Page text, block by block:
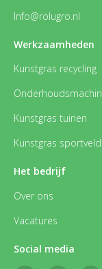
Info@rolugro.nl
Werkzaamheden
Kunstgras recycling
Kunstgras tuinen
Kunstgras
Het bedrijf
Over ons
Vacatures
Social media